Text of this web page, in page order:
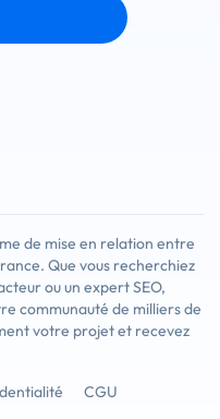
de mise en relation entre
Que vous recherchiez
ou un expert SEO,
communauté de milliers de
votre projet et recevez
CGU